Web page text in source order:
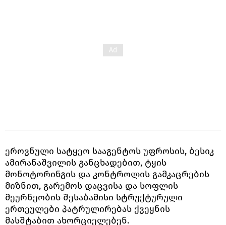
ეროვნული სატყეო სააგენტოს უფროსის, ბესიკ
ამირანაშვილის განცხადებით, ტყის
მონოტორინგის და კონტროლის გამკაცრების
მიზნით, გარემოს დაცვისა და სოფლის
მეურნეობის შესაბამისი სტრუქტურული
ერთეულები პატრულირებას ქვეყნის
მასშტაბით ახორციელებენ.